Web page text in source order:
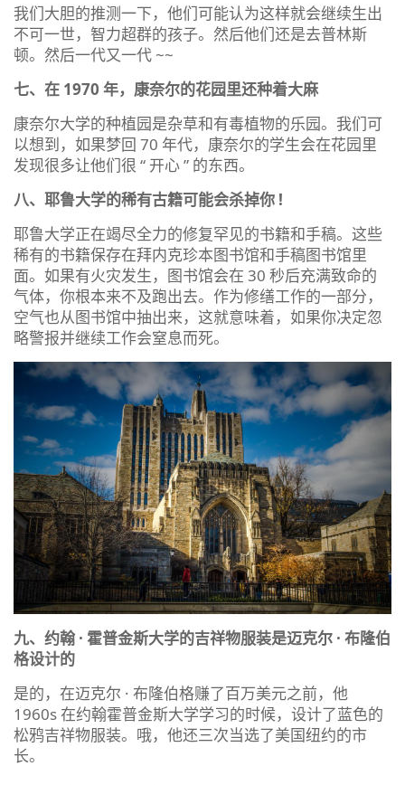
我们大胆的推测一下，他们可能认为这样就会继续生出
不可一世，智力超群的孩子。然后他们还是去普林斯
顿。然后一代又一代 ~~
七、在 1970 年，康奈尔的花园里还种着大麻
康奈尔大学的种植园是杂草和有毒植物的乐园。我们可
以想到，如果梦回 70 年代，康奈尔的学生会在花园里
发现很多让他们很 “ 开心 ” 的东西。
八、耶鲁大学的稀有古籍可能会杀掉你 !
耶鲁大学正在竭尽全力的修复罕见的书籍和手稿。这些
稀有的书籍保存在拜内克珍本图书馆和手稿图书馆里
面。如果有火灾发生，图书馆会在 30 秒后充满致命的
气体，你根本来不及跑出去。作为修缮工作的一部分，
空气也从图书馆中抽出来，这就意味着，如果你决定忽
略警报并继续工作会窒息而死。
九、约翰 · 霍普金斯大学的吉祥物服装是迈克尔 · 布隆伯
格设计的
是的，在迈克尔 · 布隆伯格赚了百万美元之前，他
1960s 在约翰霍普金斯大学学习的时候，设计了蓝色的
松鸦吉祥物服装。哦，他还三次当选了美国纽约的市
长。